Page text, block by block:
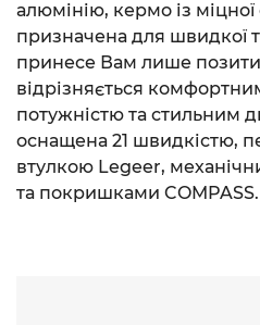
алюмінію, кермо із
призначена для швидкої
принесе Вам лише
відрізняється
потужністю та стильним
оснащена 21 швидкістю,
втулкою Legeer,
та покришками COMPASS.